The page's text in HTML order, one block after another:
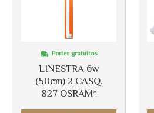
LINESTRA 6w
(50cm) 2 CASQ.
827 OSRAM*
Portes gratuitos